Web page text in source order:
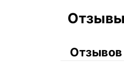
Отзывов